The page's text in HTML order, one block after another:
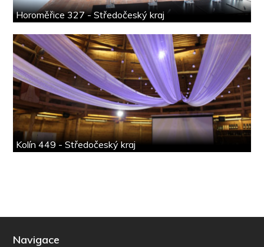
Horoměřice 327 - Středočeský kraj
Kolín 449 - Středočeský kraj
Navigace